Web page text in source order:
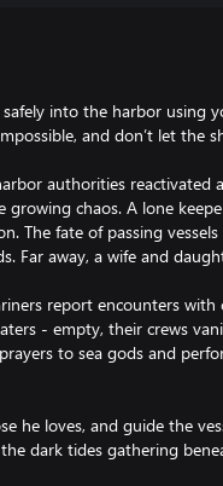
into the harbor using
authorities reactivated
chaos. A lone
The fate of passing
report encounters
- empty, their crews
to sea gods and
he loves, and guide the
dark tides gathering